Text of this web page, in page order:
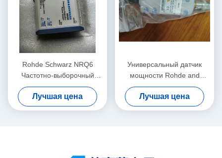
Rohde Schwarz NRQ6
Частотно-выборочный
датчик мощности от 50 МГц
до 6 ГГц с диапазоном от
-130 до +20 дБм
Лучшая цена
Универсальный датчик
мощности Rohde and
Schwarz NRP-Z11 с
диапазоном частот от 10
МГц до 8 ГГц и
Лучшая цена